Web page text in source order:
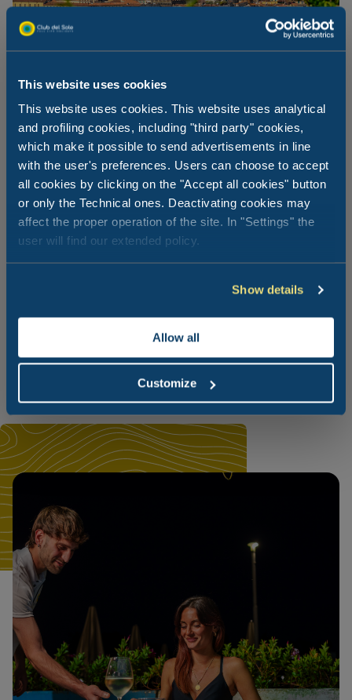
This website uses cookies
This website uses cookies. This website uses analytical
and profiling cookies, including "third party" cookies,
which make it possible to send advertisements in line
with the user's preferences. Users can choose to accept
all cookies by clicking on the "Accept all cookies" button
or only the Technical ones. Deactivating cookies may
affect the proper operation of the site. In "Settings" the
user will find our extended policy.
Show details
Allow all
Customize
Florence in al haar glorie
Dat Florence tot de mooiste steden ter wereld behoort,
is niets nieuws voor ons. Vanuit ons vakantiepark ben je
binnen een uur en veertig minuten in de Toscaanse
hoofdstad, waar je de pracht van de Duomo met
Brunelleschi’s koepel, het Piazza della Signoria en de
Ponte Vecchio, de Uffizi- en Accademia-galerijen, de
Basiliek van Santa Croce en Santa Maria Novella kunt
specialiteiten te proeven en sfeervolle bars om tussen
alle artistieke hoogtepunten door even te pauzeren.